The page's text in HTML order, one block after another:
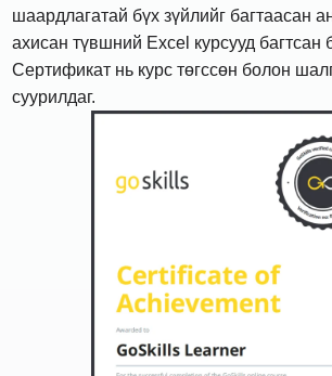
шаардлагатай бүх зүйлийг багтаасан
ахисан түвшний Excel курсууд багтсан
Сертификат нь курс төгссөн болон
суурилдаг.